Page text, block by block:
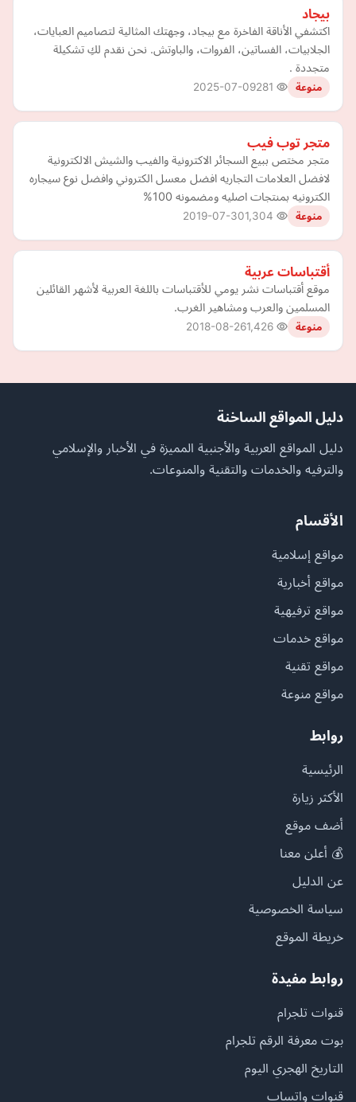
بيجاد
اكتشفي الأناقة الفاخرة مع بيجاد، وجهتك المثالية لتصاميم العبايات،
الجلابيات، الفساتين، الفروات، والباوتش. نحن نقدم لكِ تشكيلة
متجددة .
منوعة 2025-07-09
متجر توب فيب
متجر مختص ببيع السجائر الاكترونية والفيب والشيش الالكترونية
لافضل العلامات التجاريه افضل معسل الكتروني وافضل نوع سيجاره
الكترونيه بمنتجات اصليه ومضمونه 100%
منوعة 2019-07-30
أقتباسات عربية
موقع أقتباسات نشر يومي للأقتباسات باللغة العربية لأشهر القائلين
المسلمين والعرب ومشاهير الغرب.
منوعة 2018-08-26
دليل المواقع الساخنة
دليل المواقع العربية والأجنبية المميزة في الأخبار والإسلامي
والترفيه والخدمات والتقنية والمنوعات.
الأقسام
مواقع إسلامية
مواقع أخبارية
مواقع ترفيهية
مواقع خدمات
مواقع تقنية
مواقع منوعة
روابط
الرئيسية
الأكثر زيارة
أضف موقع
💰 أعلن معنا
عن الدليل
سياسة الخصوصية
خريطة الموقع
روابط مفيدة
قنوات تلجرام
بوت معرفة الرقم تلجرام
التاريخ الهجري اليوم
قنوات واتساب